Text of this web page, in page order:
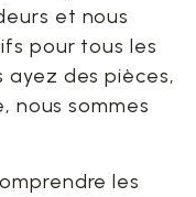
et nous
pour tous les
ayez des pièces,
nous sommes
les